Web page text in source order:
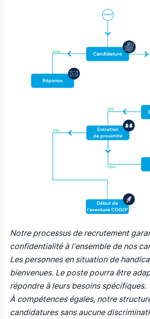
Notre processus de recrutement
confidentialité à l'ensemble de nos
Les personnes en situation de
bienvenues. Le poste pourra être
répondre à leurs besoins spécifiques.
À compétences égales, notre
candidatures sans aucune